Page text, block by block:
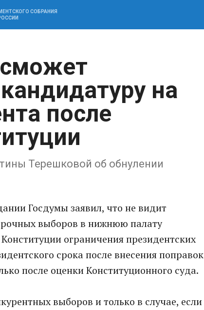
СОБРАНИЯ
на
после
Терешковой об обнулении
Госдумы заявил, что не видит
выборов в нижнюю палату
ограничения президентских
срока после внесения поправок
после оценки Конституционного суда.
выборов и только в случае, если